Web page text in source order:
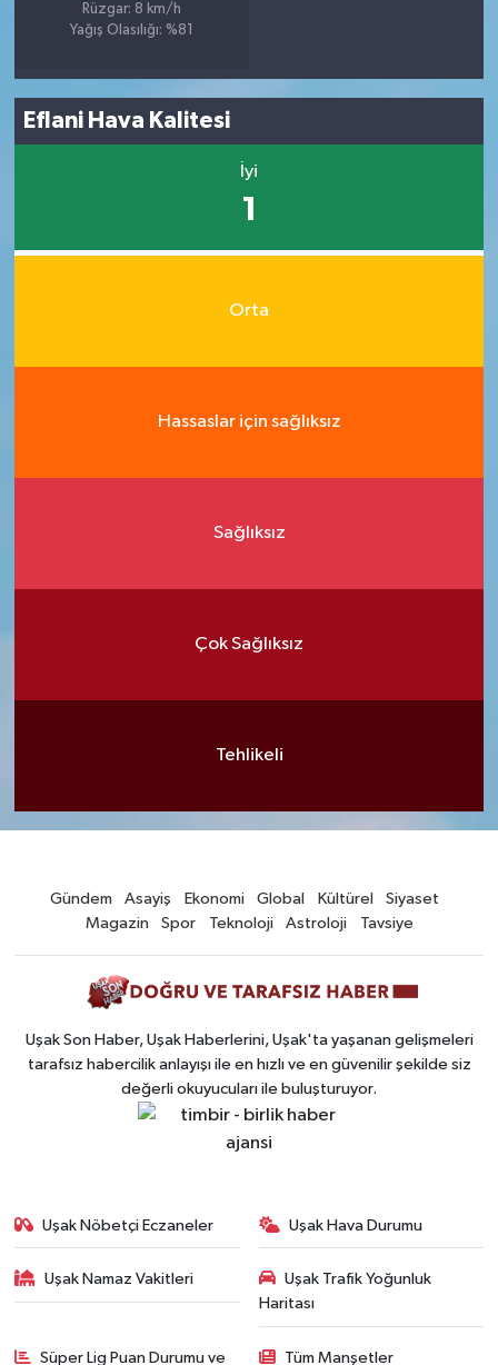
Rüzgar: 8 km/h
Yağış Olasılığı: %81
Eflani Hava Kalitesi
İyi
1
Orta
Hassaslar için sağlıksız
Sağlıksız
Çok Sağlıksız
Tehlikeli
Gündem Asayiş Ekonomi Global Kültürel
Siyaset
Magazin
Spor Teknoloji Astroloji Tavsiye
Uşak Son Haber, Uşak Haberlerini, Uşak'ta yaşanan gelişmeleri
tarafsız habercilik anlayışı ile en hızlı ve en güvenilir şekilde siz
değerli okuyucuları ile buluşturuyor.
Uşak Nöbetçi Eczaneler Uşak Hava Durumu
Uşak Namaz Vakitleri
Uşak Trafik Yoğunluk
Haritası
Süper Lig Puan Durumu ve Tüm Manşetler